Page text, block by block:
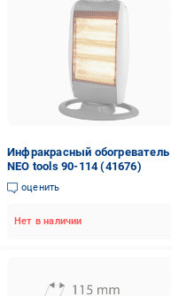
Инфракрасный обогреватель
NEO tools 90-114 (41676)
оценить
Нет в наличии